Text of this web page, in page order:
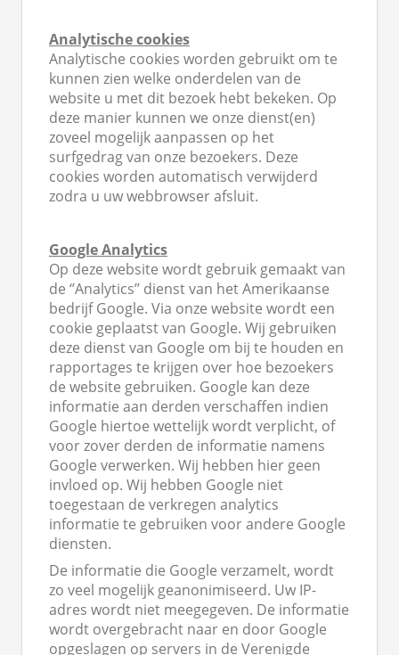
Analytische cookies
Analytische cookies worden gebruikt om te
kunnen zien welke onderdelen van de
website u met dit bezoek hebt bekeken. Op
deze manier kunnen we onze dienst(en)
zoveel mogelijk aanpassen op het
surfgedrag van onze bezoekers. Deze
cookies worden automatisch verwijderd
zodra u uw webbrowser afsluit.
Google Analytics
Op deze website wordt gebruik gemaakt van
de ‘’Analytics’’ dienst van het Amerikaanse
bedrijf Google. Via onze website wordt een
cookie geplaatst van Google. Wij gebruiken
deze dienst van Google om bij te houden en
rapportages te krijgen over hoe bezoekers
de website gebruiken. Google kan deze
informatie aan derden verschaffen indien
Google hiertoe wettelijk wordt verplicht, of
voor zover derden de informatie namens
Google verwerken. Wij hebben hier geen
invloed op. Wij hebben Google niet
toegestaan de verkregen analytics
informatie te gebruiken voor andere Google
diensten.
De informatie die Google verzamelt, wordt
zo veel mogelijk geanonimiseerd. Uw IP-
adres wordt niet meegegeven. De informatie
wordt overgebracht naar en door Google
opgeslagen op servers in de Verenigde
van